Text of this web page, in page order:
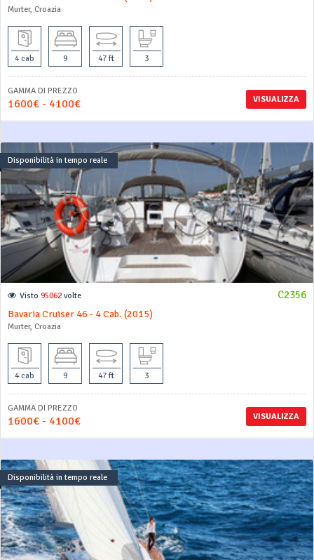
Murter, Croazia
4 cab 9 47 ft 3
VISUALIZZA
GAMMA DI PREZZO
1600€ - 4100€
Disponibilità in tempo reale
C2356
Visto 95062 volte
Bavaria Cruiser 46 - 4 Cab. (2015)
Murter, Croazia
4 cab 9 47 ft 3
VISUALIZZA
GAMMA DI PREZZO
1600€ - 4100€
Disponibilità in tempo reale